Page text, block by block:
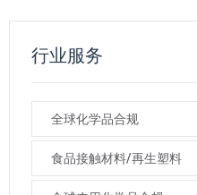
行业服务
全球化学品合规
食品接触材料/再生塑料